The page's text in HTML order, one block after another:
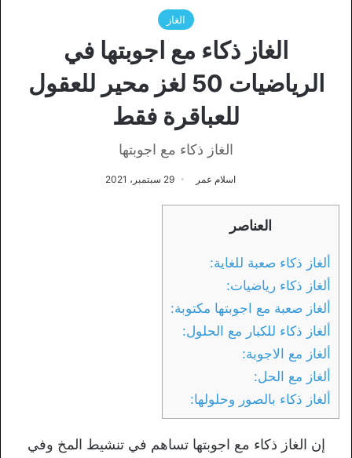
الغاز
الغاز ذكاء مع اجوبتها في
الرياضيات 50 لغز محير للعقول
للعباقرة فقط
الغاز ذكاء مع اجوبتها
اسلام عمر 29 سبتمبر، 2021
العناصر
ألغاز ذكاء صعبة للغاية:
ألغاز ذكاء رياضيات:
ألغاز صعبة مع اجوبتها مكتوبة:
ألغاز ذكاء للكبار مع الحلول:
ألغاز مع الاجوبة:
ألغاز مع الحل:
ألغاز ذكاء بالصور وحلولها:
إن الغاز ذكاء مع اجوبتها تساهم في تنشيط المخ وفي